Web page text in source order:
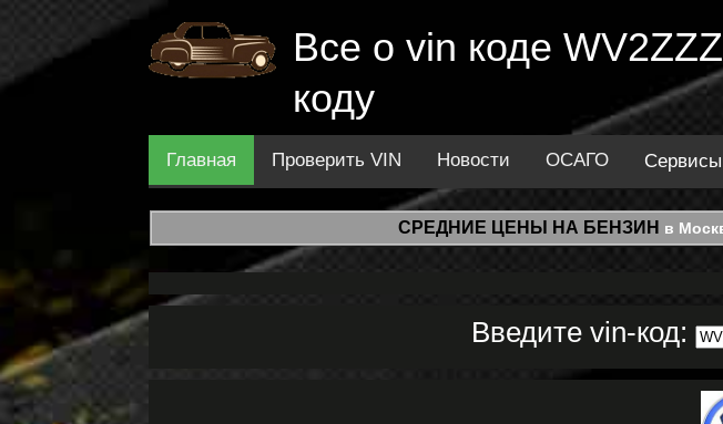
Все о vin коде
коду
Главная Проверить VIN Новости ОСАГО Сервисы
СРЕДНИЕ ЦЕНЫ НА БЕНЗИН в
Введите vin-код: